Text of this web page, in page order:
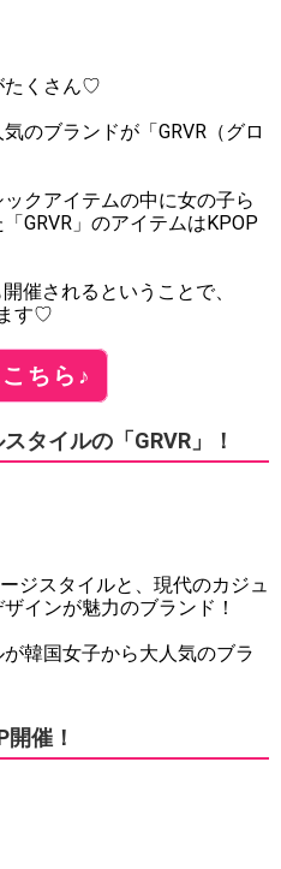
たくさん♡
のブランドが「GRVR（グロ
クアイテムの中に女の子ら
GRVR」のアイテムはKPOP
催されるということで、
す♡
ちら♪
タイルの「GRVR」！
ジスタイルと、現代のカジュ
インが魅力のブランド！
韓国女子から大人気のブラ
催！